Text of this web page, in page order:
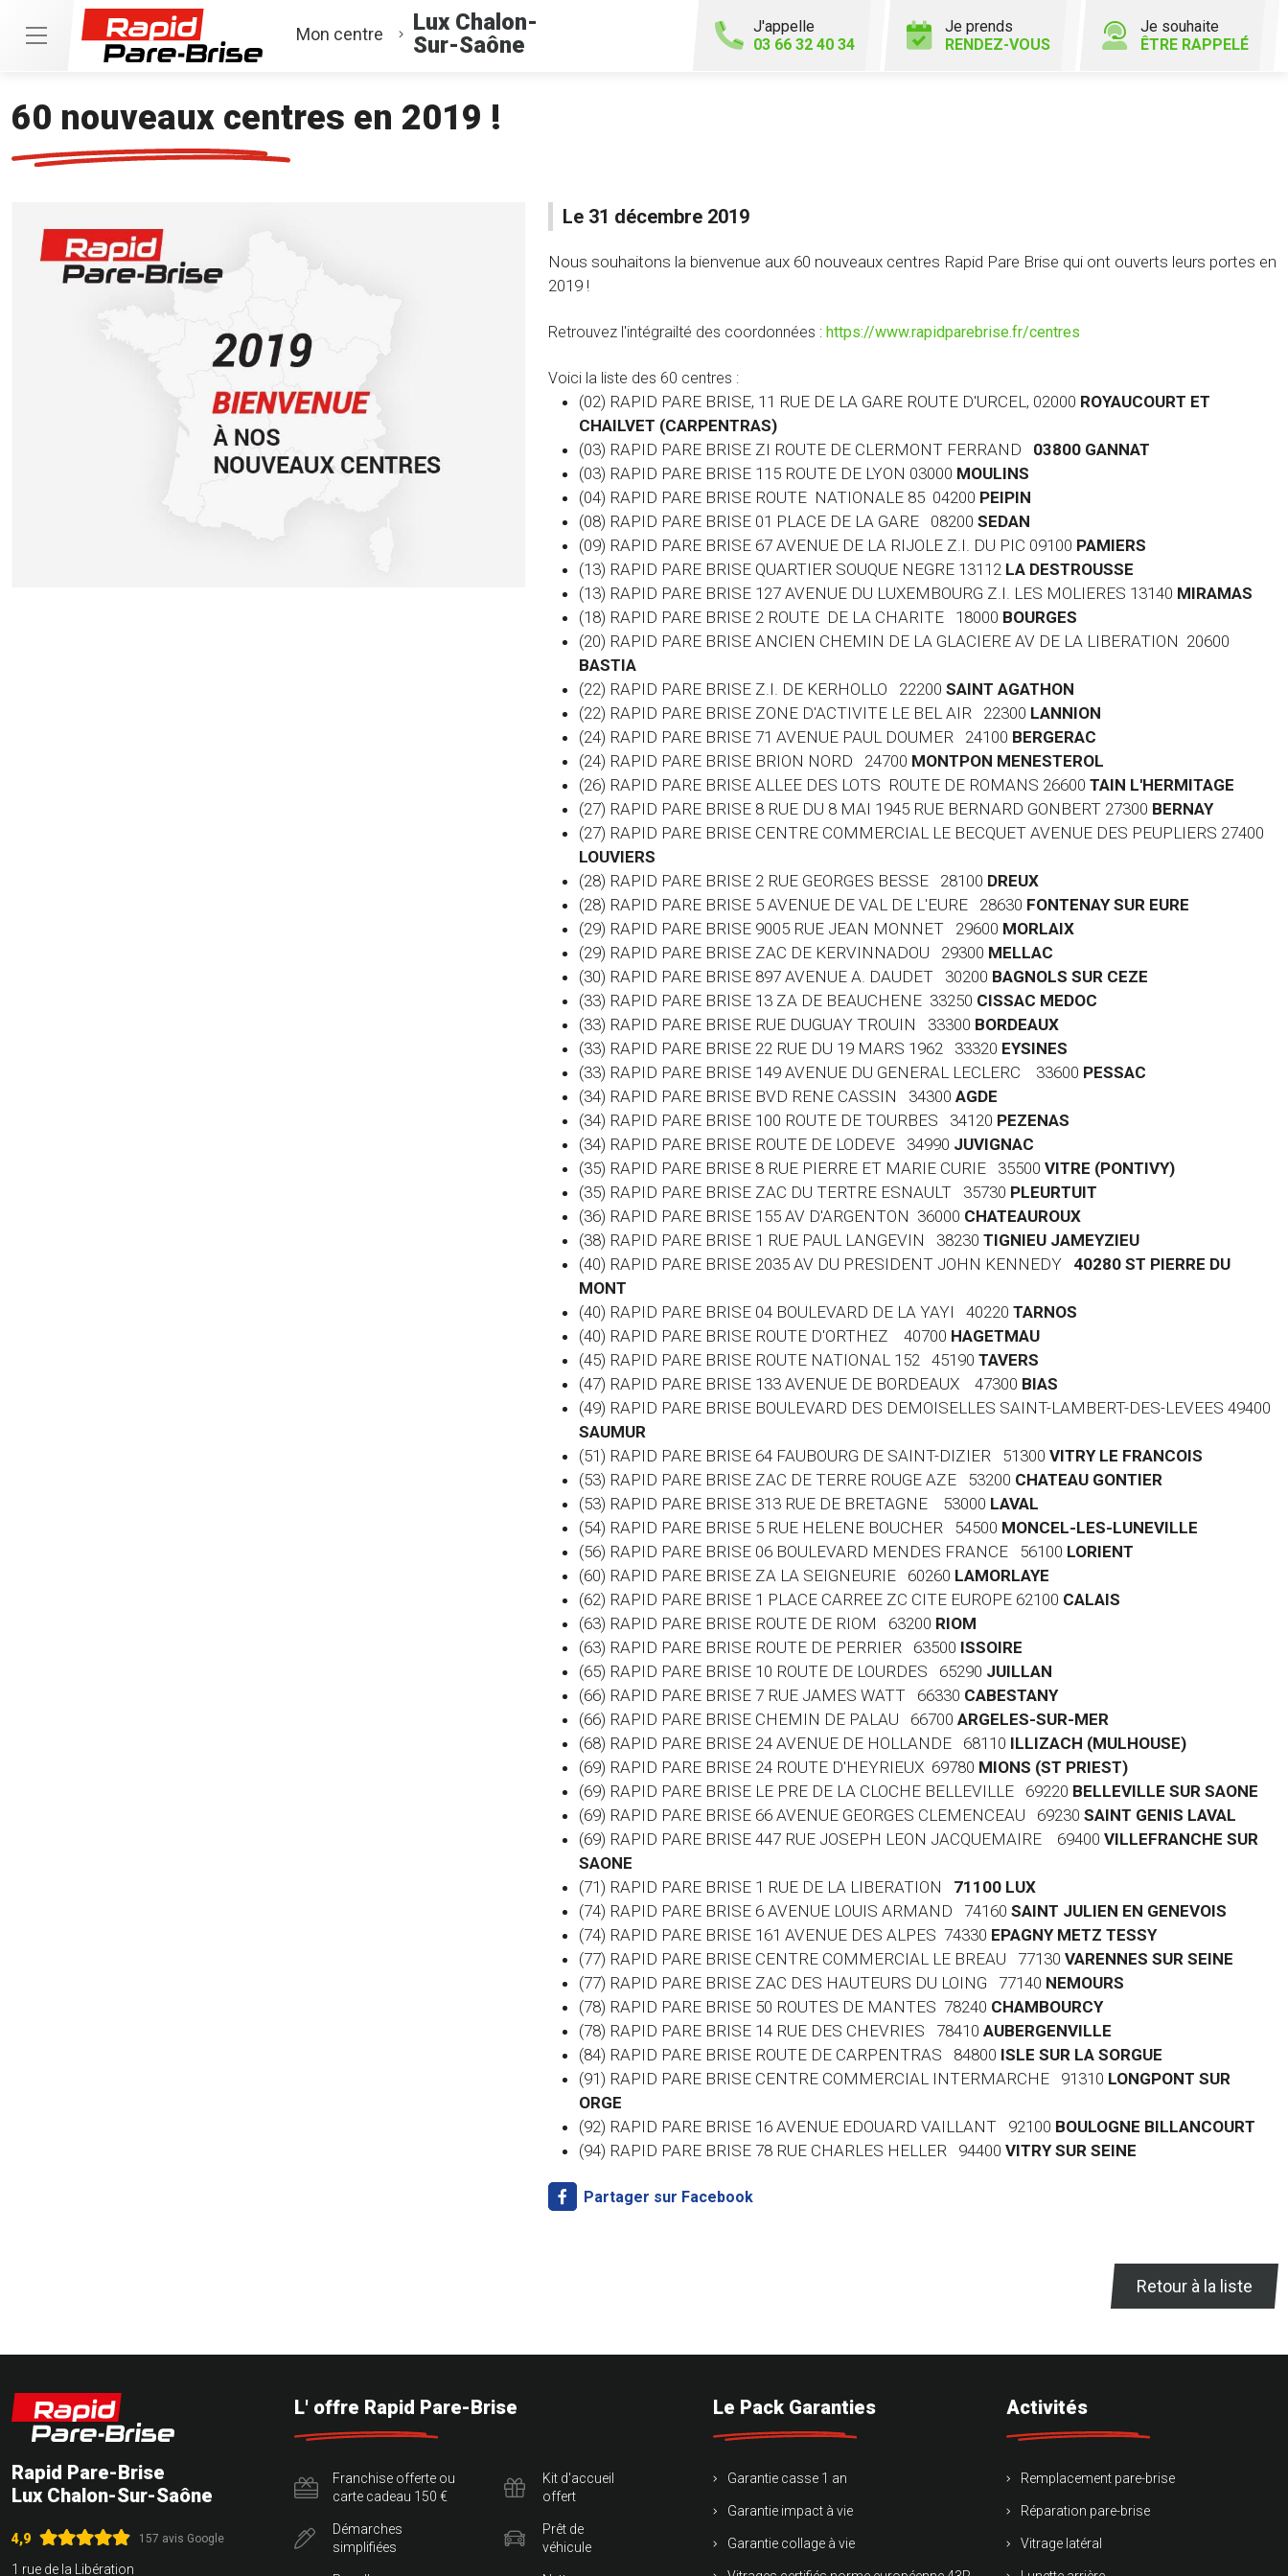
Mon centre
Lux Chalon-
Sur-Saône
J'appelle
03 66 32 40 34
Je prends
RENDEZ-VOUS
Je souhaite
ÊTRE RAPPELÉ
60 nouveaux centres en 2019 !
Le 31 décembre 2019
Nous souhaitons la bienvenue aux 60 nouveaux centres Rapid Pare Brise qui ont ouverts leurs portes en
2019 !
Retrouvez l'intégrailté des coordonnées : https://www.rapidparebrise.fr/centres
Voici la liste des 60 centres :
(02) RAPID PARE BRISE, 11 RUE DE LA GARE ROUTE D'URCEL, 02000 ROYAUCOURT ET
CHAILVET (CARPENTRAS)
(03) RAPID PARE BRISE ZI ROUTE DE CLERMONT FERRAND 03800 GANNAT
(03) RAPID PARE BRISE 115 ROUTE DE LYON 03000 MOULINS
(04) RAPID PARE BRISE ROUTE NATIONALE 85 04200 PEIPIN
(08) RAPID PARE BRISE 01 PLACE DE LA GARE 08200 SEDAN
(09) RAPID PARE BRISE 67 AVENUE DE LA RIJOLE Z.I. DU PIC 09100 PAMIERS
(13) RAPID PARE BRISE QUARTIER SOUQUE NEGRE 13112 LA DESTROUSSE
(13) RAPID PARE BRISE 127 AVENUE DU LUXEMBOURG Z.I. LES MOLIERES 13140 MIRAMAS
(18) RAPID PARE BRISE 2 ROUTE DE LA CHARITE 18000 BOURGES
(20) RAPID PARE BRISE ANCIEN CHEMIN DE LA GLACIERE AV DE LA LIBERATION 20600
BASTIA
(22) RAPID PARE BRISE Z.I. DE KERHOLLO 22200 SAINT AGATHON
(22) RAPID PARE BRISE ZONE D'ACTIVITE LE BEL AIR 22300 LANNION
(24) RAPID PARE BRISE 71 AVENUE PAUL DOUMER 24100 BERGERAC
(24) RAPID PARE BRISE BRION NORD 24700 MONTPON MENESTEROL
(26) RAPID PARE BRISE ALLEE DES LOTS ROUTE DE ROMANS 26600 TAIN L'HERMITAGE
(27) RAPID PARE BRISE 8 RUE DU 8 MAI 1945 RUE BERNARD GONBERT 27300 BERNAY
(27) RAPID PARE BRISE CENTRE COMMERCIAL LE BECQUET AVENUE DES PEUPLIERS 27400
LOUVIERS
(28) RAPID PARE BRISE 2 RUE GEORGES BESSE 28100 DREUX
(28) RAPID PARE BRISE 5 AVENUE DE VAL DE L'EURE 28630 FONTENAY SUR EURE
(29) RAPID PARE BRISE 9005 RUE JEAN MONNET 29600 MORLAIX
(29) RAPID PARE BRISE ZAC DE KERVINNADOU 29300 MELLAC
(30) RAPID PARE BRISE 897 AVENUE A. DAUDET 30200 BAGNOLS SUR CEZE
(33) RAPID PARE BRISE 13 ZA DE BEAUCHENE 33250 CISSAC MEDOC
(33) RAPID PARE BRISE RUE DUGUAY TROUIN 33300 BORDEAUX
(33) RAPID PARE BRISE 22 RUE DU 19 MARS 1962 33320 EYSINES
(33) RAPID PARE BRISE 149 AVENUE DU GENERAL LECLERC 33600 PESSAC
(34) RAPID PARE BRISE BVD RENE CASSIN 34300 AGDE
(34) RAPID PARE BRISE 100 ROUTE DE TOURBES 34120 PEZENAS
(34) RAPID PARE BRISE ROUTE DE LODEVE 34990 JUVIGNAC
(35) RAPID PARE BRISE 8 RUE PIERRE ET MARIE CURIE 35500 VITRE (PONTIVY)
(35) RAPID PARE BRISE ZAC DU TERTRE ESNAULT 35730 PLEURTUIT
(36) RAPID PARE BRISE 155 AV D'ARGENTON 36000 CHATEAUROUX
(38) RAPID PARE BRISE 1 RUE PAUL LANGEVIN 38230 TIGNIEU JAMEYZIEU
(40) RAPID PARE BRISE 2035 AV DU PRESIDENT JOHN KENNEDY
40280 ST PIERRE DU
MONT
(40) RAPID PARE BRISE 04 BOULEVARD DE LA YAYI 40220 TARNOS
(40) RAPID PARE BRISE ROUTE D'ORTHEZ 40700 HAGETMAU
(45) RAPID PARE BRISE ROUTE NATIONAL 152 45190 TAVERS
(47) RAPID PARE BRISE 133 AVENUE DE BORDEAUX 47300 BIAS
(49) RAPID PARE BRISE BOULEVARD DES DEMOISELLES SAINT-LAMBERT-DES-LEVEES 49400
SAUMUR
(51) RAPID PARE BRISE 64 FAUBOURG DE SAINT-DIZIER 51300 VITRY LE FRANCOIS
(53) RAPID PARE BRISE ZAC DE TERRE ROUGE AZE 53200 CHATEAU GONTIER
(53) RAPID PARE BRISE 313 RUE DE BRETAGNE 53000 LAVAL
(54) RAPID PARE BRISE 5 RUE HELENE BOUCHER 54500 MONCEL-LES-LUNEVILLE
(56) RAPID PARE BRISE 06 BOULEVARD MENDES FRANCE 56100 LORIENT
(60) RAPID PARE BRISE ZA LA SEIGNEURIE 60260 LAMORLAYE
(62) RAPID PARE BRISE 1 PLACE CARREE ZC CITE EUROPE 62100 CALAIS
(63) RAPID PARE BRISE ROUTE DE RIOM 63200 RIOM
(63) RAPID PARE BRISE ROUTE DE PERRIER 63500 ISSOIRE
(65) RAPID PARE BRISE 10 ROUTE DE LOURDES 65290 JUILLAN
(66) RAPID PARE BRISE 7 RUE JAMES WATT 66330 CABESTANY
(66) RAPID PARE BRISE CHEMIN DE PALAU 66700 ARGELES-SUR-MER
(68) RAPID PARE BRISE 24 AVENUE DE HOLLANDE 68110 ILLIZACH (MULHOUSE)
(69) RAPID PARE BRISE 24 ROUTE D'HEYRIEUX 69780 MIONS (ST PRIEST)
(69) RAPID PARE BRISE LE PRE DE LA CLOCHE BELLEVILLE 69220 BELLEVILLE SUR SAONE
(69) RAPID PARE BRISE 66 AVENUE GEORGES CLEMENCEAU 69230 SAINT GENIS LAVAL
(69) RAPID PARE BRISE 447 RUE JOSEPH LEON JACQUEMAIRE 69400 VILLEFRANCHE SUR
SAONE
(71) RAPID PARE BRISE 1 RUE DE LA LIBERATION
71100 LUX
(74) RAPID PARE BRISE 6 AVENUE LOUIS ARMAND 74160 SAINT JULIEN EN GENEVOIS
(74) RAPID PARE BRISE 161 AVENUE DES ALPES 74330 EPAGNY METZ TESSY
(77) RAPID PARE BRISE CENTRE COMMERCIAL LE BREAU 77130 VARENNES SUR SEINE
(77) RAPID PARE BRISE ZAC DES HAUTEURS DU LOING 77140 NEMOURS
(78) RAPID PARE BRISE 50 ROUTES DE MANTES 78240 CHAMBOURCY
(78) RAPID PARE BRISE 14 RUE DES CHEVRIES 78410 AUBERGENVILLE
(84) RAPID PARE BRISE ROUTE DE CARPENTRAS 84800 ISLE SUR LA SORGUE
(91) RAPID PARE BRISE CENTRE COMMERCIAL INTERMARCHE 91310 LONGPONT SUR
ORGE
(92) RAPID PARE BRISE 16 AVENUE EDOUARD VAILLANT 92100 BOULOGNE BILLANCOURT
(94) RAPID PARE BRISE 78 RUE CHARLES HELLER 94400 VITRY SUR SEINE
Partager sur Facebook
Retour à la liste
Rapid Pare-Brise
Lux Chalon-Sur-Saône
4,9 157 avis Google
1 rue de la Libération
L' offre Rapid Pare-Brise
Franchise offerte ou
carte cadeau 150 €
Démarches
simplifiées
Kit d'accueil
offert
Prêt de
véhicule
Le Pack Garanties
Garantie casse 1 an
Garantie impact à vie
Garantie collage à vie
Activités
Remplacement pare-brise
Réparation pare-brise
Vitrage latéral